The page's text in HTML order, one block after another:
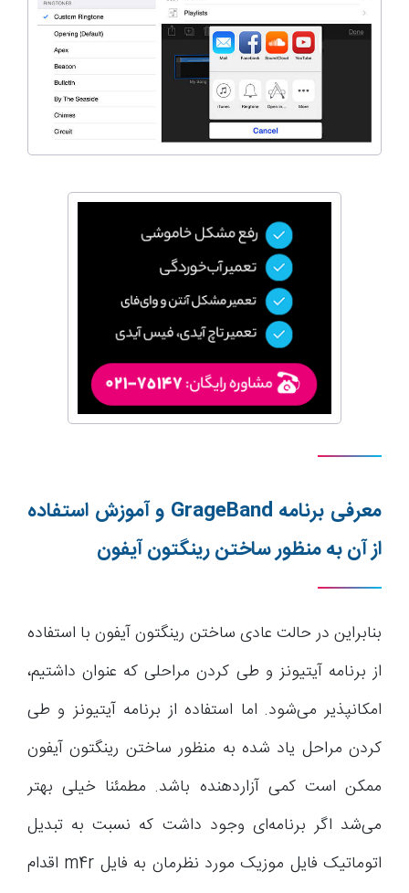
معرفی برنامه GrageBand و آموزش استفاده
از آن به منظور ساختن رینگتون آیفون
بنابراین در حالت عادی ساختن رینگتون آیفون با استفاده
از برنامه آیتیونز و طی کردن مراحلی که عنوان داشتیم،
امکانپذیر می‌شود. اما استفاده از برنامه آیتیونز و طی
کردن مراحل یاد شده به منظور ساختن رینگتون آیفون
ممکن است کمی آزاردهنده باشد. مطمئنا خیلی بهتر
می‌شد اگر برنامه‌ای وجود داشت که نسبت به تبدیل
اتوماتیک فایل موزیک مورد نظرمان به فایل m4r اقدام